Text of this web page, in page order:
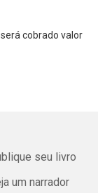
cobrado valor
seu livro
um narrador